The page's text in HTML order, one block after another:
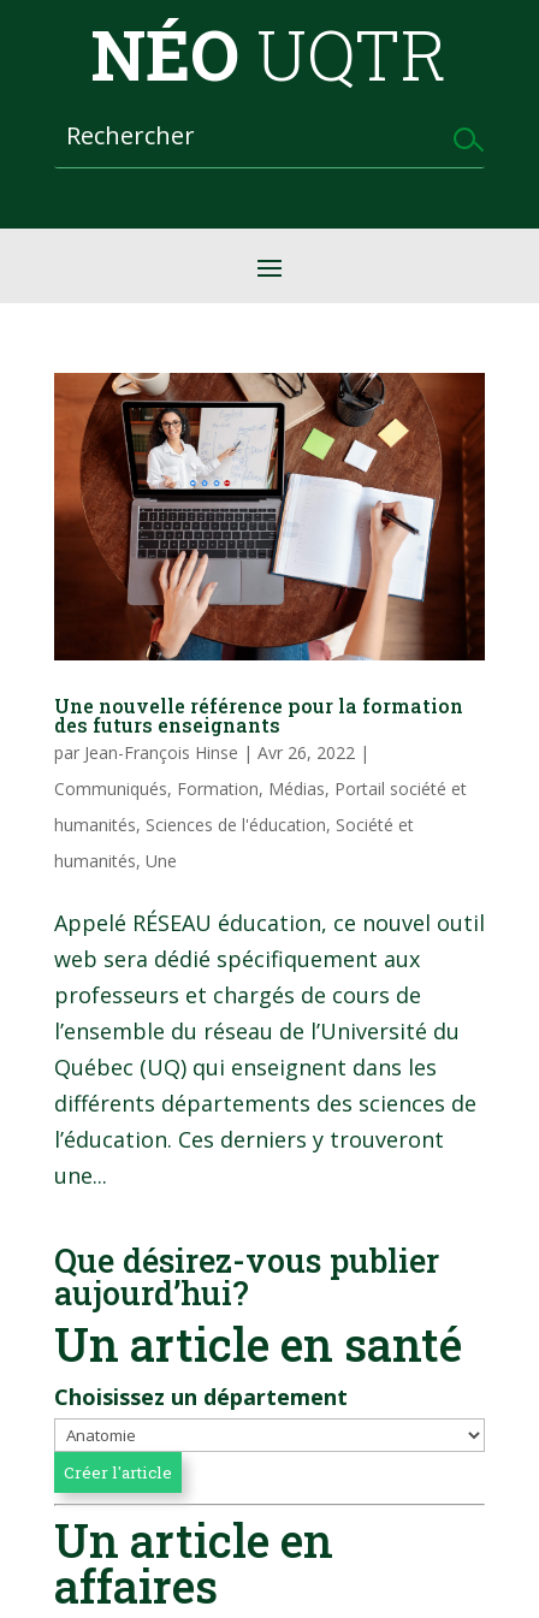
NÉO UQTR
Une nouvelle référence pour la formation
des futurs enseignants
par Jean-François Hinse | Avr 26, 2022|
Communiqués, Formation, Médias, Portail société et
humanités, Sciences de l'éducation, Société et
humanités, Une
Appelé RÉSEAU éducation, ce nouvel outil
web sera dédié spécifiquement aux
professeurs et chargés de cours de
l’ensemble du réseau de l’Université du
Québec (UQ) qui enseignent dans les
différents départements des sciences de
l’éducation. Ces derniers y trouveront
une...
Que désirez-vous publier
aujourd’hui?
Un article en santé
Choisissez un département
Un article en
affaires